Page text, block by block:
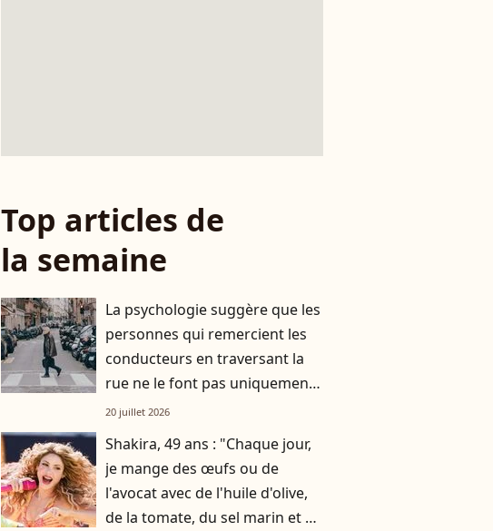
Top articles de
la semaine
La psychologie suggère que les
personnes qui remercient les
conducteurs en traversant la
rue ne le font pas uniquement
par gratitude
20 juillet 2026
Shakira, 49 ans : "Chaque jour,
je mange des œufs ou de
l'avocat avec de l'huile d'olive,
de la tomate, du sel marin et un